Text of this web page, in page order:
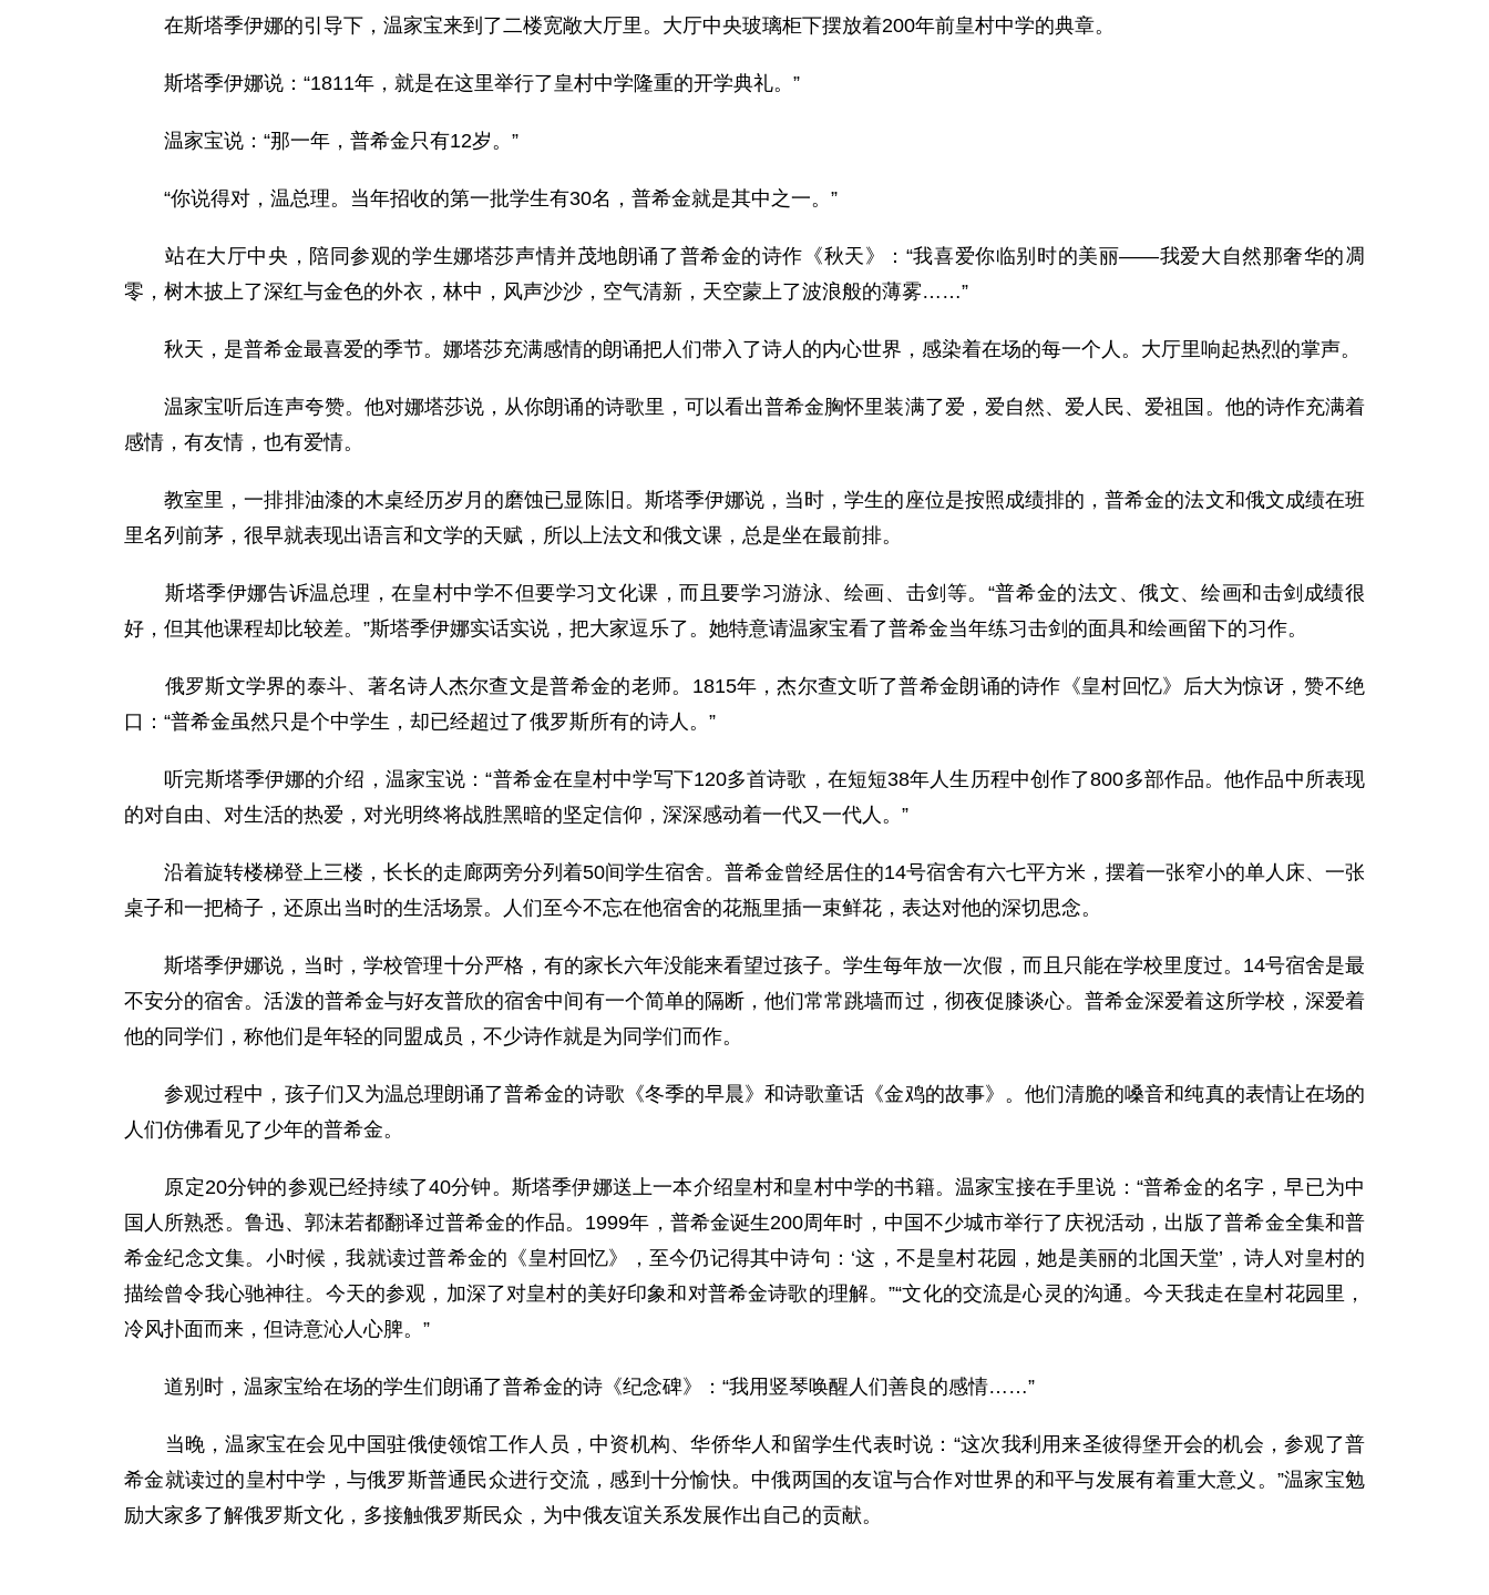
在斯塔季伊娜的引导下，温家宝来到了二楼宽敞大厅里。大厅中央玻璃柜下摆放着200年前皇村中学的典章。
斯塔季伊娜说：“1811年，就是在这里举行了皇村中学隆重的开学典礼。”
温家宝说：“那一年，普希金只有12岁。”
“你说得对，温总理。当年招收的第一批学生有30名，普希金就是其中之一。”
站在大厅中央，陪同参观的学生娜塔莎声情并茂地朗诵了普希金的诗作《秋天》：“我喜爱你临别时的美丽——我爱大自然那奢华的凋
零，树木披上了深红与金色的外衣，林中，风声沙沙，空气清新，天空蒙上了波浪般的薄雾……”
秋天，是普希金最喜爱的季节。娜塔莎充满感情的朗诵把人们带入了诗人的内心世界，感染着在场的每一个人。大厅里响起热烈的掌声。
温家宝听后连声夸赞。他对娜塔莎说，从你朗诵的诗歌里，可以看出普希金胸怀里装满了爱，爱自然、爱人民、爱祖国。他的诗作充满着
感情，有友情，也有爱情。
教室里，一排排油漆的木桌经历岁月的磨蚀已显陈旧。斯塔季伊娜说，当时，学生的座位是按照成绩排的，普希金的法文和俄文成绩在班
里名列前茅，很早就表现出语言和文学的天赋，所以上法文和俄文课，总是坐在最前排。
斯塔季伊娜告诉温总理，在皇村中学不但要学习文化课，而且要学习游泳、绘画、击剑等。“普希金的法文、俄文、绘画和击剑成绩很
好，但其他课程却比较差。”斯塔季伊娜实话实说，把大家逗乐了。她特意请温家宝看了普希金当年练习击剑的面具和绘画留下的习作。
俄罗斯文学界的泰斗、著名诗人杰尔查文是普希金的老师。1815年，杰尔查文听了普希金朗诵的诗作《皇村回忆》后大为惊讶，赞不绝
口：“普希金虽然只是个中学生，却已经超过了俄罗斯所有的诗人。”
听完斯塔季伊娜的介绍，温家宝说：“普希金在皇村中学写下120多首诗歌，在短短38年人生历程中创作了800多部作品。他作品中所表现
的对自由、对生活的热爱，对光明终将战胜黑暗的坚定信仰，深深感动着一代又一代人。”
沿着旋转楼梯登上三楼，长长的走廊两旁分列着50间学生宿舍。普希金曾经居住的14号宿舍有六七平方米，摆着一张窄小的单人床、一张
桌子和一把椅子，还原出当时的生活场景。人们至今不忘在他宿舍的花瓶里插一束鲜花，表达对他的深切思念。
斯塔季伊娜说，当时，学校管理十分严格，有的家长六年没能来看望过孩子。学生每年放一次假，而且只能在学校里度过。14号宿舍是最
不安分的宿舍。活泼的普希金与好友普欣的宿舍中间有一个简单的隔断，他们常常跳墙而过，彻夜促膝谈心。普希金深爱着这所学校，深爱着
他的同学们，称他们是年轻的同盟成员，不少诗作就是为同学们而作。
参观过程中，孩子们又为温总理朗诵了普希金的诗歌《冬季的早晨》和诗歌童话《金鸡的故事》。他们清脆的嗓音和纯真的表情让在场的
人们仿佛看见了少年的普希金。
原定20分钟的参观已经持续了40分钟。斯塔季伊娜送上一本介绍皇村和皇村中学的书籍。温家宝接在手里说：“普希金的名字，早已为中
国人所熟悉。鲁迅、郭沫若都翻译过普希金的作品。1999年，普希金诞生200周年时，中国不少城市举行了庆祝活动，出版了普希金全集和普
希金纪念文集。小时候，我就读过普希金的《皇村回忆》，至今仍记得其中诗句：‘这，不是皇村花园，她是美丽的北国天堂’，诗人对皇村的
描绘曾令我心驰神往。今天的参观，加深了对皇村的美好印象和对普希金诗歌的理解。”“文化的交流是心灵的沟通。今天我走在皇村花园里，
冷风扑面而来，但诗意沁人心脾。”
道别时，温家宝给在场的学生们朗诵了普希金的诗《纪念碑》：“我用竖琴唤醒人们善良的感情……”
当晚，温家宝在会见中国驻俄使领馆工作人员，中资机构、华侨华人和留学生代表时说：“这次我利用来圣彼得堡开会的机会，参观了普
希金就读过的皇村中学，与俄罗斯普通民众进行交流，感到十分愉快。中俄两国的友谊与合作对世界的和平与发展有着重大意义。”温家宝勉
励大家多了解俄罗斯文化，多接触俄罗斯民众，为中俄友谊关系发展作出自己的贡献。